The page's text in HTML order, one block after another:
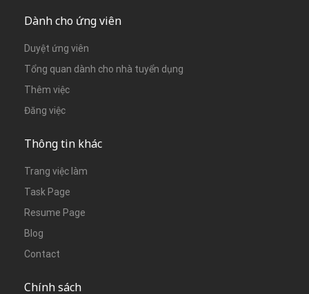
Dành cho ứng viên
Duyệt ứng viên
Tổng quan dành cho nhà tuyển dụng
Thêm việc
Đăng việc
Thông tin khác
Trang việc làm
Task Page
Resume Page
Blog
Contact
Chính sách